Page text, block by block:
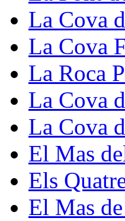
La Cova
La Cova
La Roca
La Cova
La Cova
El Mas
Els
El Mas